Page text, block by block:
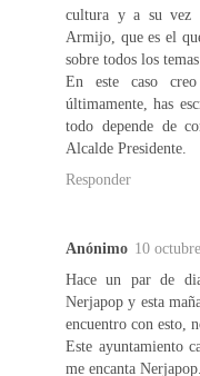
cultura y a su vez
Armijo, que es el
sobre todos los
En este caso
últimamente, has
todo depende de
Alcalde Presidente.
Responder
Anónimo 10
Hace un par de
Nerjapop y esta
encuentro con esto,
Este ayuntamiento
me encanta Nerjapop.